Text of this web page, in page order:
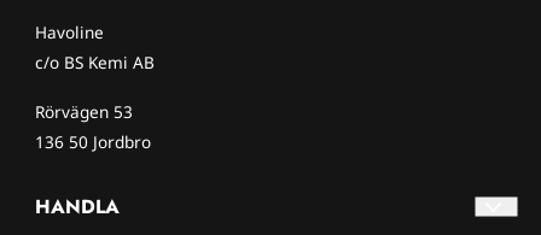
Havoline
c/o BS Kemi AB
Rörvägen 53
136 50 Jordbro
HANDLA